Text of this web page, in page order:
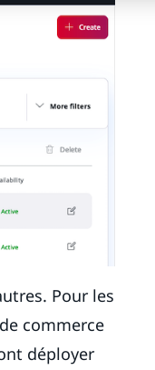
Pour les
commerce
déployer